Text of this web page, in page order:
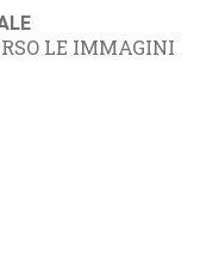
LE IMMAGINI